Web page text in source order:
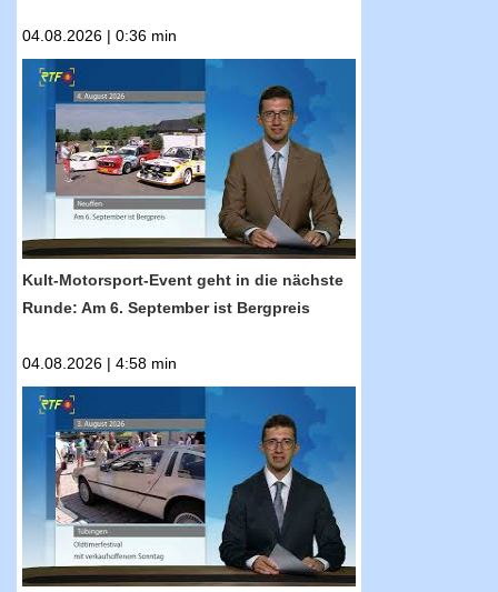
04.08.2026 | 0:36 min
RTF.1-Nachrichten: Kult-Motorsport-Event
geht in die nächste Runde: Am 6. September
ist Bergpreis
Kult-Motorsport-Event geht in die nächste
Runde: Am 6. September ist Bergpreis
04.08.2026 | 4:58 min
RTF.1-Nachrichten: DeLorean und Sahara-
Ente: Oldtimerfestival lockte Besucher in
Scharen in die Innenstadt